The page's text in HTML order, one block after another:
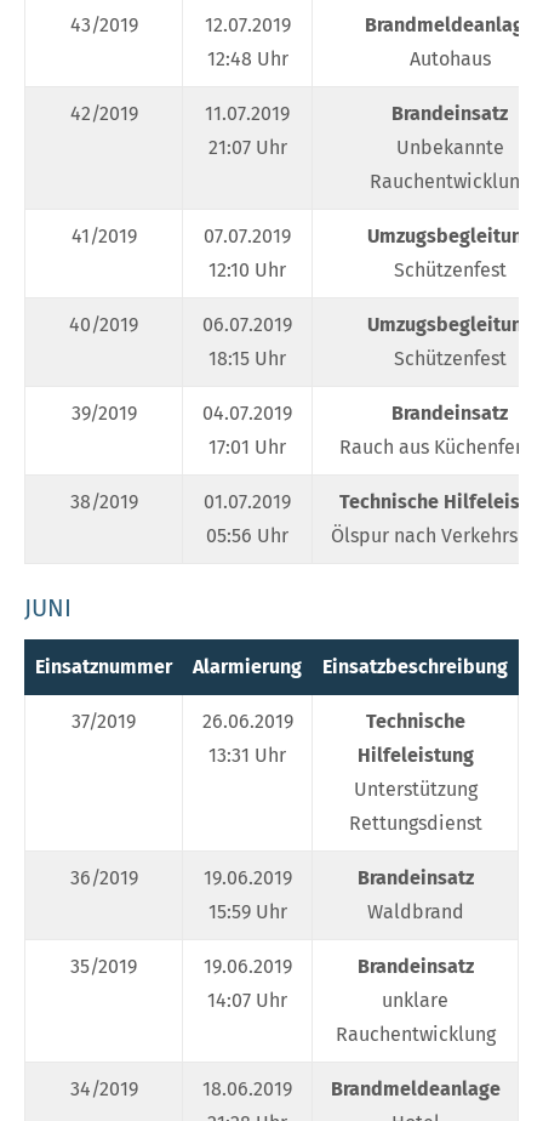
43/2019
12.07.2019
12:48 Uhr
Brandmeldeanlage
Autohaus
42/2019
11.07.2019
21:07 Uhr
Brandeinsatz
Unbekannte
Rauchentwicklung
41/2019
07.07.2019
12:10 Uhr
Umzugsbegleitung
Schützenfest
40/2019
06.07.2019
18:15 Uhr
Umzugsbegleitung
Schützenfest
39/2019
04.07.2019
17:01 Uhr
Brandeinsatz
Rauch aus
38/2019
01.07.2019
05:56 Uhr
Technische
Ölspur nach
JUNI
Einsatznummer Alarmierung Einsatzbeschreibung
37/2019
26.06.2019
13:31 Uhr
Technische
Hilfeleistung
Unterstützung
Rettungsdienst
36/2019
19.06.2019
15:59 Uhr
Brandeinsatz
Waldbrand
35/2019
19.06.2019
14:07 Uhr
Brandeinsatz
unklare
Rauchentwicklung
34/2019
18.06.2019
Brandmeldeanlage